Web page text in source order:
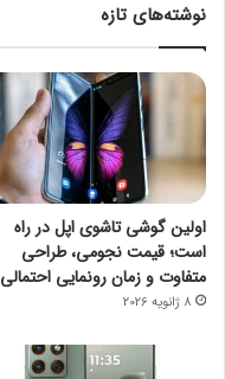
نوشته‌های تازه
اولین گوشی تاشوی اپل در راه
است؛ قیمت نجومی، طراحی
متفاوت و زمان رونمایی احتمالی
8 ژانویه 2026